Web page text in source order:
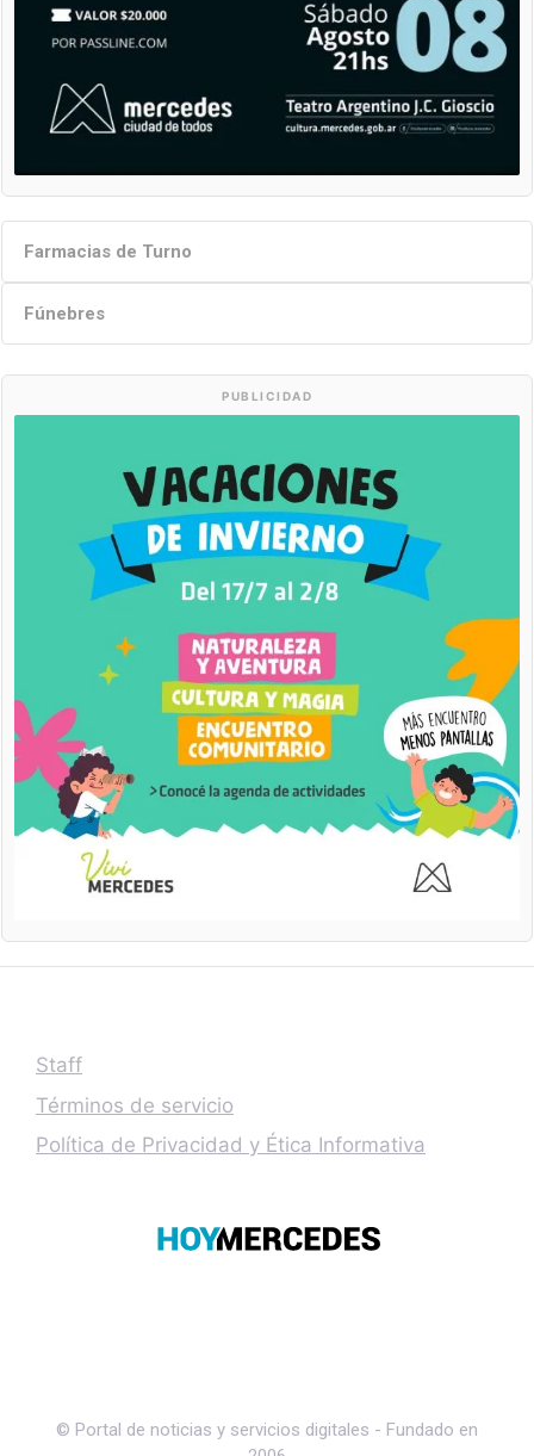
Farmacias de Turno
Fúnebres
PUBLICIDAD
Staff
Términos de servicio
Política de Privacidad y Ética Informativa
© Portal de noticias y servicios digitales - Fundado en